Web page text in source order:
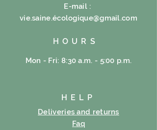
E-mail :
vie.saine.écologique@gmail.com
HOURS
Mon - Fri: 8:30 a.m. - 5:00 p.m.
HELP
Deliveries and returns
Faq